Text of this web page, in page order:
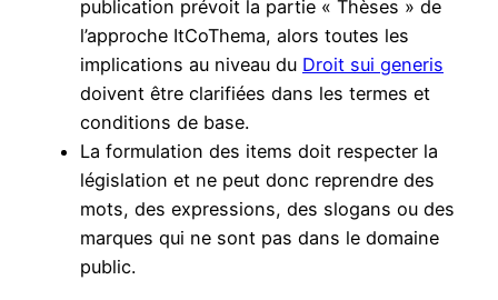
publication prévoit la partie « Thèses » de
l’approche ItCoThema, alors toutes les
implications au niveau du Droit sui generis
doivent être clarifiées dans les termes et
conditions de base.
La formulation des items doit respecter la
législation et ne peut donc reprendre des
mots, des expressions, des slogans ou des
marques qui ne sont pas dans le domaine
public.